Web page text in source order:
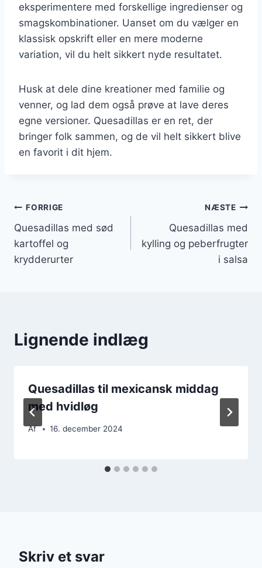
eksperimentere med forskellige ingredienser og
smagskombinationer. Uanset om du vælger en
klassisk opskrift eller en mere moderne
variation, vil du helt sikkert nyde resultatet.
Husk at dele dine kreationer med familie og
venner, og lad dem også prøve at lave deres
egne versioner. Quesadillas er en ret, der
bringer folk sammen, og de vil helt sikkert blive
en favorit i dit hjem.
Indlægsnavigation
FORRIGE
Quesadillas med sød
kartoffel og
krydderurter
NÆSTE
Quesadillas med
kylling og peberfrugter
i salsa
Lignende indlæg
Quesadillas til mexicansk middag
med hvidløg
Af 16. december 2024
Skriv et svar